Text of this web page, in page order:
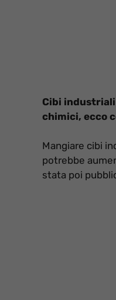
Cibi
chimici, ecco
Mangiare cibi
potrebbe
stata poi